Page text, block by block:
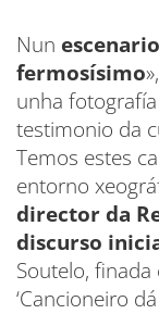
Nun
fermosísimo
unha
testimonio da
Temos estes
entorno
director da
discurso
Soutelo,
‘Cancioneiro